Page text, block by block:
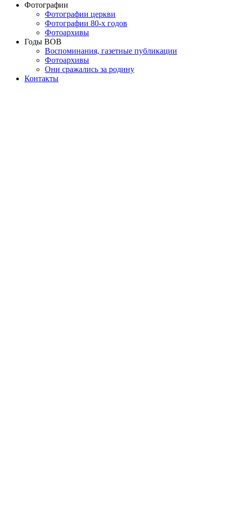
Фотографии
Фотографии церкви
Фотографии 80-х годов
Фотоархивы
Годы ВОВ
Воспоминания, газетные публикации
Фотоархивы
Они сражались за родину
Контакты